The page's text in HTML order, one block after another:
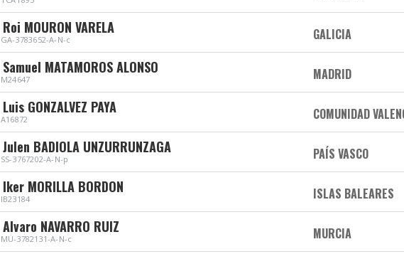
Roi MOURON VARELA
GA-3783652-A-N-c GALICIA
Samuel MATAMOROS ALONSO
M24647 MADRID
Luis GONZALVEZ PAYA
A16872 COMUNIDAD
Julen BADIOLA UNZURRUNZAGA
SS-3767202-A-N-p PAÍS VASCO
Iker MORILLA BORDON
IB23184 ISLAS BALEARES
Alvaro NAVARRO RUIZ
MU-3782131-A-N-c MURCIA